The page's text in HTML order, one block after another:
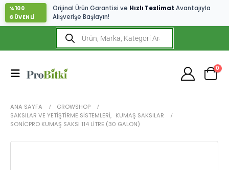
%100
GÜVENLİ
Orijinal Ürün Garantisi ve Hızlı Teslimat Avantajıyla
Alışverişe Başlayın!
0
ANA SAYFA
GROWSHOP
SAKSILAR VE YETIŞTIRME SISTEMLERI, KUMAŞ SAKSILAR
SONICPRO KUMAŞ SAKSI 114 LITRE (30 GALON)